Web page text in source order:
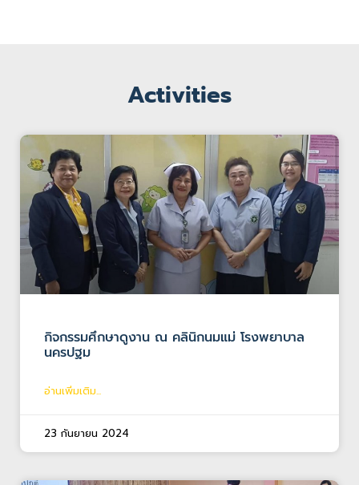
Activities
กิจกรรมศึกษาดูงาน ณ คลินิกนมแม่ โรงพยาบาล
นครปฐม
อ่านเพิ่มเติม...
23 กันยายน 2024